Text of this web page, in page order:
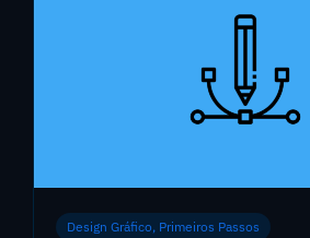
Design Gráfico, Primeiros Passos